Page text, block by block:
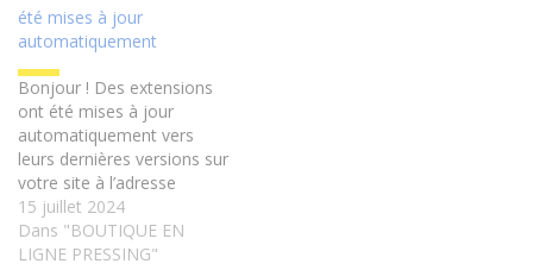
Si vous rencontrez des
problèmes ou avez
besoin…
été mises à jour
automatiquement
Bonjour ! Des extensions
ont été mises à jour
automatiquement vers
leurs dernières versions sur
votre site à l’adresse
https://www.twenty6groupe.com.
Vous n’avez rien de plus à
faire. Ces extensions sont
15 juillet 2024
Dans "BOUTIQUE EN
LIGNE PRESSING"